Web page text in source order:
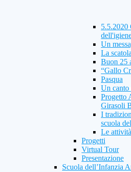
5.5.2020
Un
La
Buon 25
“Gallo
Pasqua
Un canto
Progetto
Girasoli
I
scuola
Le
Progetti
Virtual Tour
Presentazione
Scuola dell’Infanzia